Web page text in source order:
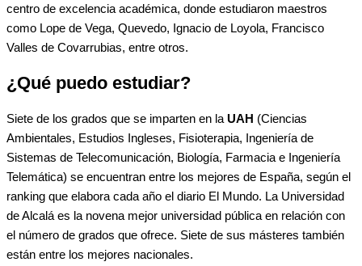
centro de excelencia académica, donde estudiaron maestros
como Lope de Vega, Quevedo, Ignacio de Loyola, Francisco
Valles de Covarrubias, entre otros.
¿Qué puedo estudiar?
Siete de los grados que se imparten en laUAH (Ciencias
Ambientales, Estudios Ingleses, Fisioterapia, Ingeniería de
Sistemas de Telecomunicación, Biología, Farmacia e Ingeniería
Telemática) se encuentran entre los mejores de España, según el
ranking que elabora cada año el diario El Mundo. La Universidad
de Alcalá es la novena mejor universidad pública en relación con
el número de grados que ofrece. Siete de sus másteres también
están entre los mejores nacionales.